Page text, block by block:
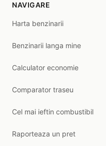
NAVIGARE
Harta benzinarii
Benzinarii langa mine
Calculator economie
Comparator traseu
Cel mai ieftin combustibil
Raporteaza un pret